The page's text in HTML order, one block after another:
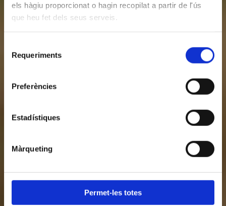
els hàgiu proporcionat o hagin recopilat a partir de l'ús
que heu fet dels seus serveis.
Requeriments
Preferències
Estadístiques
Màrqueting
Permet-les totes